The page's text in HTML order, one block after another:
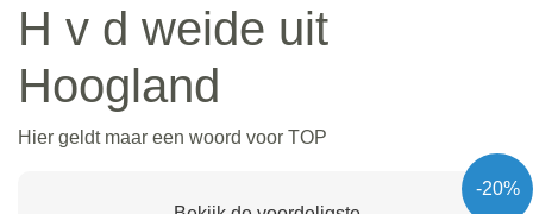
H v d weide uit
Hoogland
Hier geldt maar een woord voor TOP
-20%